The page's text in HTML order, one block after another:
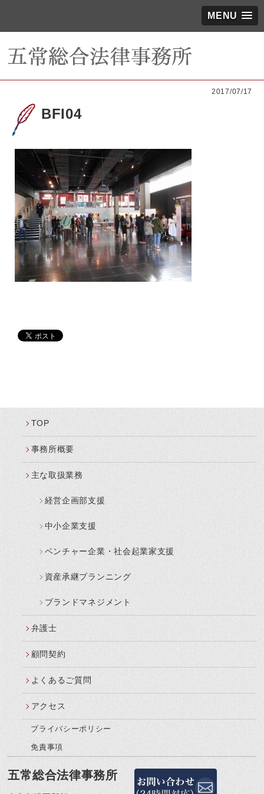
MENU
2017/07/17
BFI04
TOP
事務所概要
主な取扱業務
経営企画部支援
中小企業支援
ベンチャー企業・社会起業家支援
資産承継プランニング
ブランドマネジメント
弁護士
顧問契約
よくあるご質問
アクセス
プライバシーポリシー
免責事項
五常総合法律事務所